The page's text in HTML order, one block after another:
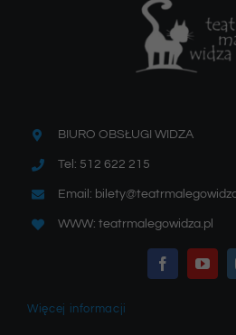
BIURO OBSŁUGI WIDZA
Tel: 512 622 215
Email:
WWW: teatrmalegowidza.pl
Więcej informacji